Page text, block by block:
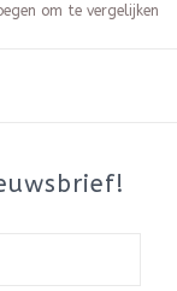
om te vergelijken